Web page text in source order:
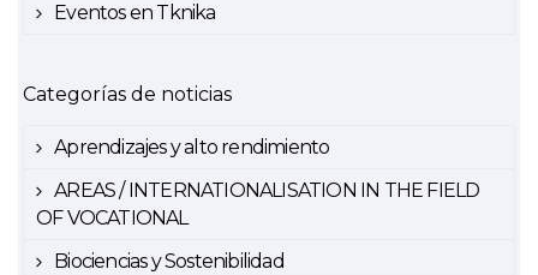
Eventos en Tknika
Categorías de noticias
Aprendizajes y alto rendimiento
AREAS / INTERNATIONALISATION IN THE FIELD
OF VOCATIONAL
Biociencias y Sostenibilidad